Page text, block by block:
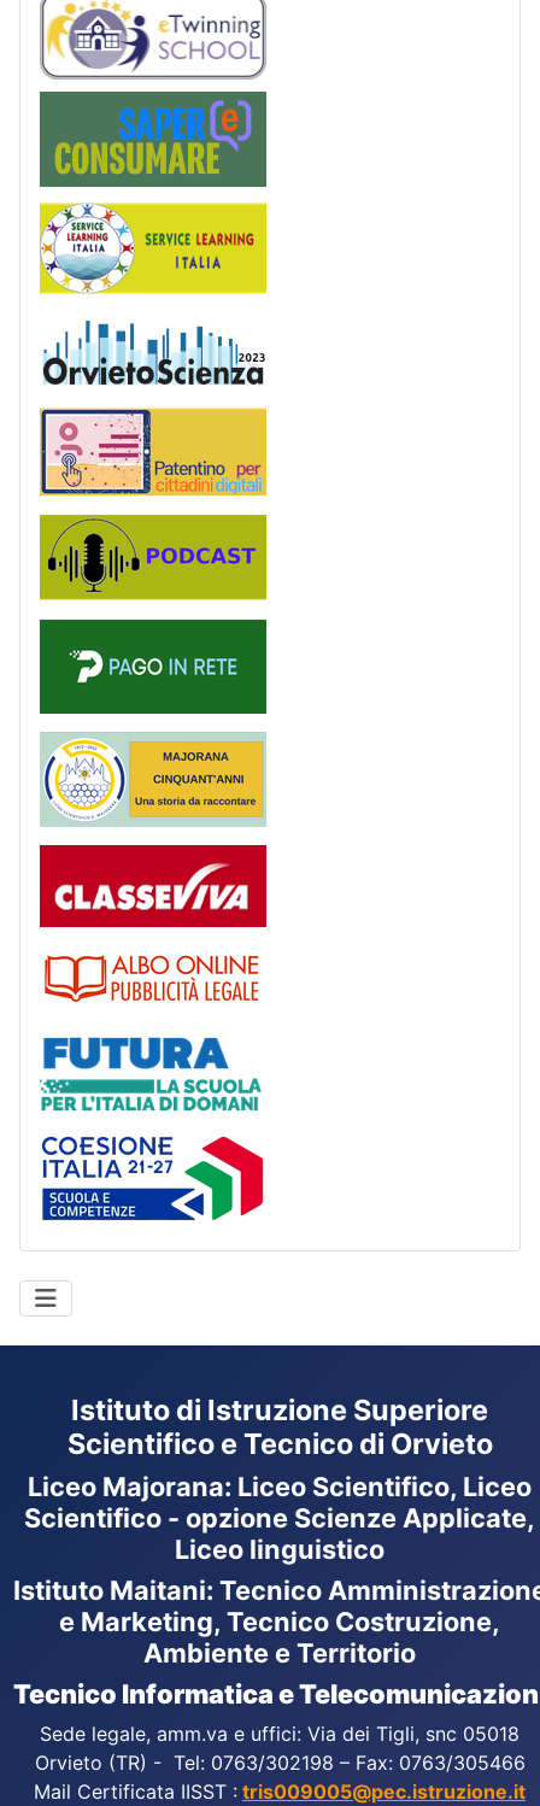
Service Learning
Istituto di Istruzione Superiore
Scientifico e Tecnico di Orvieto
Liceo Majorana: Liceo Scientifico, Liceo
Scientifico - opzione Scienze Applicate,
Liceo linguistico
Istituto Maitani: Tecnico
e Marketing, Tecnico Costruzione,
Ambiente e Territorio
Tecnico Informatica e
Sede legale, amm.va e uffici: Via dei Tigli, snc 05018
Orvieto (TR) - Tel: 0763/302198 – Fax: 0763/305466
Mail Certificata IISST : tris009005@pec.istruzione.it